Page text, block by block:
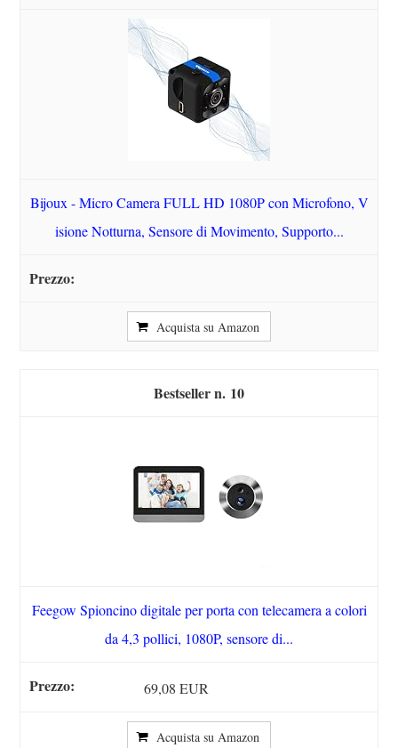
Bijoux - Micro Camera FULL HD 1080P con Microfono, V
isione Notturna, Sensore di Movimento, Supporto...
Acquista su Amazon
10
Feegow Spioncino digitale per porta con telecamera a colori
da 4,3 pollici, 1080P, sensore di...
69,08 EUR
Acquista su Amazon